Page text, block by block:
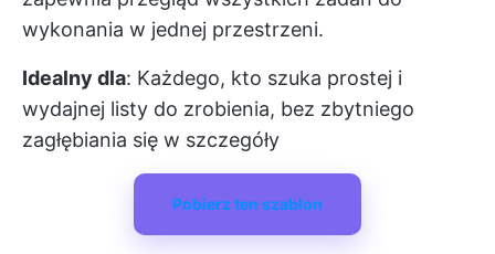
wykonania w jednej przestrzeni.
Idealny dla: Każdego, kto szuka prostej i
wydajnej listy do zrobienia, bez zbytniego
zagłębiania się w szczegóły
Pobierz ten szablon